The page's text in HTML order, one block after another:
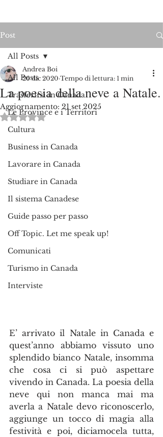
Post
All Posts
Trasferirsi in Canada
Le Province e i Territori
Cultura
Business in Canada
Lavorare in Canada
Studiare in Canada
Il sistema Canadese
Guide passo per passo
Off Topic. Let me speak up!
Comunicati
Turismo in Canada
Interviste
All Posts
La poesia della neve a Natale.
Andrea Boi
26 dic 2020 Tempo di lettura: 1 min
Aggiornamento: 21 set 2025
Valutazione NaN stelle su 5.
E’ arrivato il Natale in Canada e
quest’anno abbiamo vissuto uno
splendido bianco Natale, insomma
che cosa ci si può aspettare
vivendo in Canada. La poesia della
neve qui non manca mai ma
averla a Natale devo riconoscerlo,
aggiunge un tocco di magia alla
festività e poi, diciamocela tutta,